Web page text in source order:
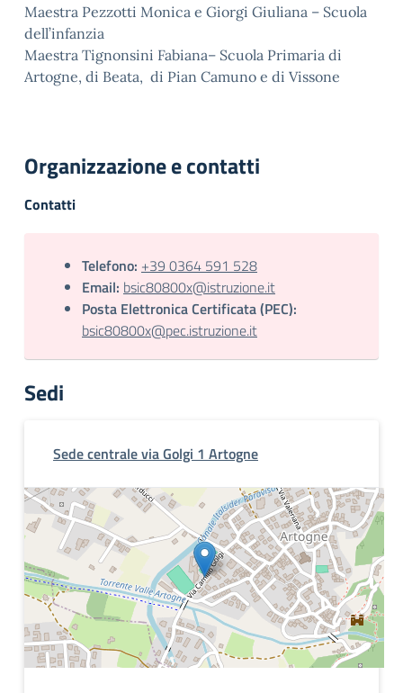
Maestra Pezzotti Monica e Giorgi Giuliana – Scuola
dell’infanzia
Maestra Tignonsini Fabiana– Scuola Primaria di
Artogne, di Beata, di Pian Camuno e di Vissone
Organizzazione e contatti
Contatti
Telefono: +39 0364 591 528
Email: bsic80800x@istruzione.it
Posta Elettronica Certificata (PEC):
bsic80800x@pec.istruzione.it
Sedi
Sede centrale via Golgi 1 Artogne